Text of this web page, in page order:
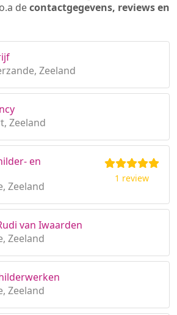
decontactgegevens, reviews en
Zeeland
Zeeland
en
Zeeland
1 review
van Iwaarden
Zeeland
Zeeland